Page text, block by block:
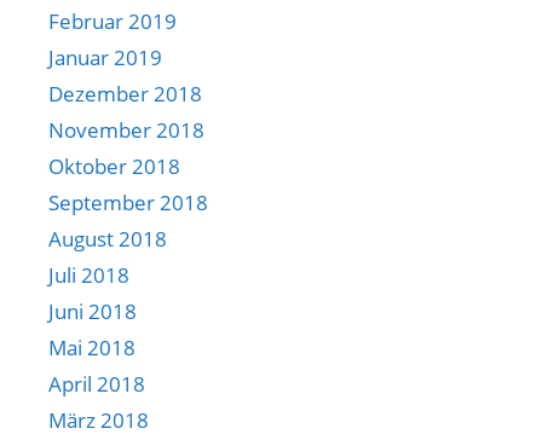
Februar 2019
Januar 2019
Dezember 2018
November 2018
Oktober 2018
September 2018
August 2018
Juli 2018
Juni 2018
Mai 2018
April 2018
März 2018